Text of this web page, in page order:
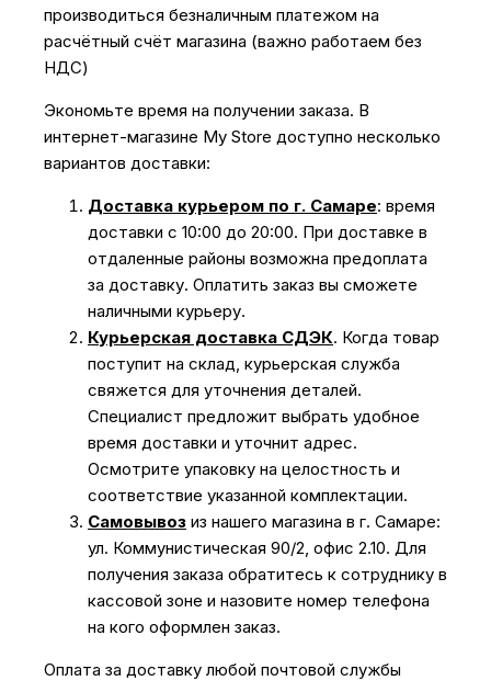
производиться безналичным платежом на
расчётный счёт магазина (важно работаем без
НДС)
Экономьте время на получении заказа. В
интернет-магазине My Store доступно несколько
вариантов доставки:
Доставка курьером по г. Самаре: время
доставки с 10:00 до 20:00. При доставке в
отдаленные районы возможна предоплата
за доставку. Оплатить заказ вы сможете
наличными курьеру.
Курьерская доставка СДЭК. Когда товар
поступит на склад, курьерская служба
свяжется для уточнения деталей.
Специалист предложит выбрать удобное
время доставки и уточнит адрес.
Осмотрите упаковку на целостность и
соответствие указанной комплектации.
Самовывоз из нашего магазина в г. Самаре:
ул. Коммунистическая 90/2, офис 2.10. Для
получения заказа обратитесь к сотруднику в
кассовой зоне и назовите номер телефона
на кого оформлен заказ.
Оплата за доставку любой почтовой службы